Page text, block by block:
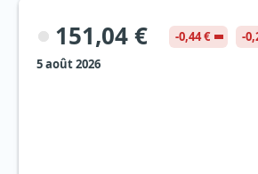
151,04 € -0,44 €
-
5 août 2026